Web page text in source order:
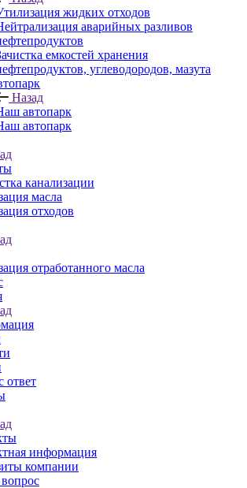
жидких отходов
аварийных разливов
емкостей хранения
углеводородов, мазута
Назад
автопарк
автопарк
канализации
масла
отходов
отработанного масла
ответ
информация
компании
вопрос